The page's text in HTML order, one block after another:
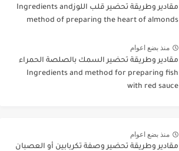
مقادير وطريقة تحضير قلب اللوزIngredients and
method of preparing the heart of almonds
منذ بضع اعوام
مقادير وطريقة تحضير السمك بالصلصة الحمراء
Ingredients and method for preparing fish
with red sauce
منذ بضع اعوام
مقادير وطريقة تحضير وصفة تكربابين أو العصبان